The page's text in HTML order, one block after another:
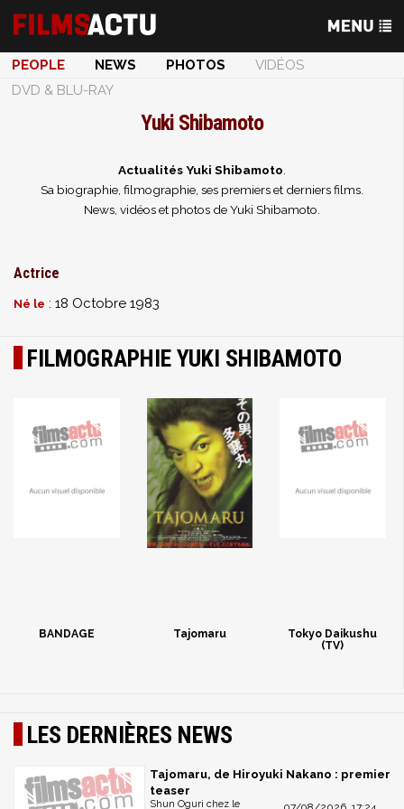
PEOPLE NEWS PHOTOS
VIDÉOS
DVD & BLU-RAY
Yuki Shibamoto
Actualités Yuki Shibamoto
Sa biographie, filmographie, ses premiers et derniers films.
News, vidéos et photos de Yuki Shibamoto.
Actrice
Né le : 18 Octobre 1983
FILMOGRAPHIE YUKI SHIBAMOTO
BANDAGE Tajomaru
Tokyo Daikushu
(TV)
LES DERNIÈRES NEWS
Tajomaru, de Hiroyuki Nakano : premier
teaser
Shun Oguri chez le